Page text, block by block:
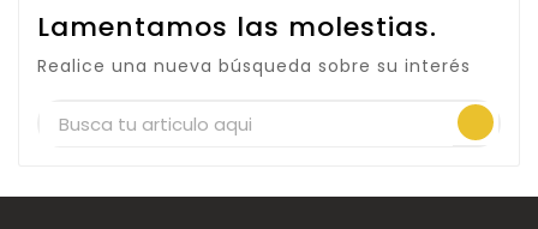
Lamentamos las molestias.
Realice una nueva búsqueda sobre su interés